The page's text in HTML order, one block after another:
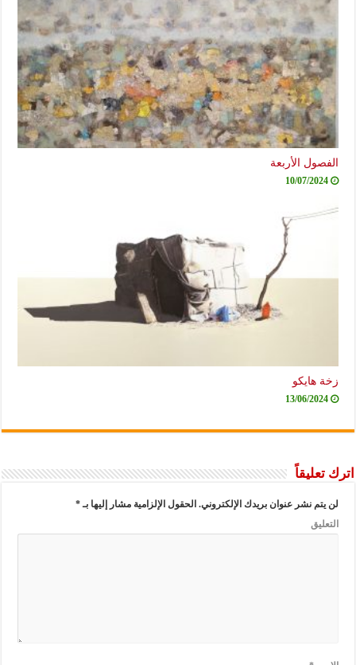
الفصول الأربعة
10/07/2024
زخة هايكو
13/06/2024
اترك تعليقاً
لن يتم نشر عنوان بريدك الإلكتروني. الحقول الإلزامية مشار إليها بـ*
التعليق